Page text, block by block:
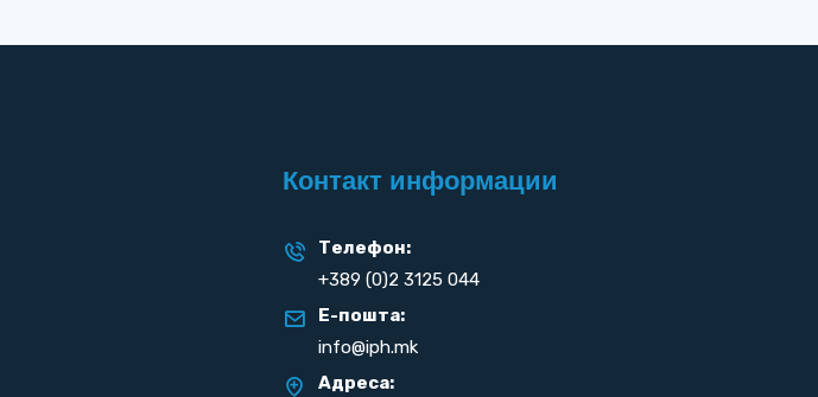
Контакт информации
Телефон:
+389 (0)2 3125 044
Е-пошта:
info@iph.mk
Адреса: